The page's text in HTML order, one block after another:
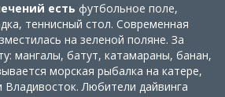
есть футбольное поле,
теннисный стол. Современная
на зеленой поляне. За
мангалы, батут, катамараны, банан,
морская рыбалка на катере,
Владивосток. Любители дайвинга